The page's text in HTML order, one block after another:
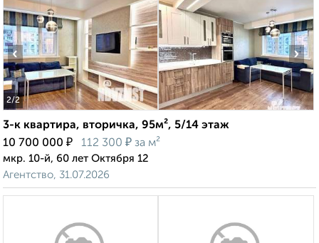
2/2
‹ ›
3-к квартира, вторичка, 95м², 5/14 этаж
10 700 000 ₽ 112 300 ₽ за м²
мкр. 10-й, 60 лет Октября 12
Агентство, 31.07.2026